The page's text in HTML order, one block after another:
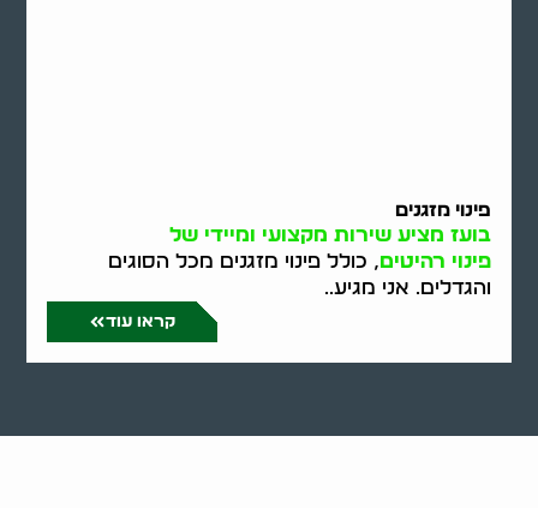
פינוי מזגנים
בועז מציע שירות מקצועי ומיידי של
פינוי רהיטים, כולל פינוי מזגנים מכל הסוגים
והגדלים. אני מגיע..
קראו עוד